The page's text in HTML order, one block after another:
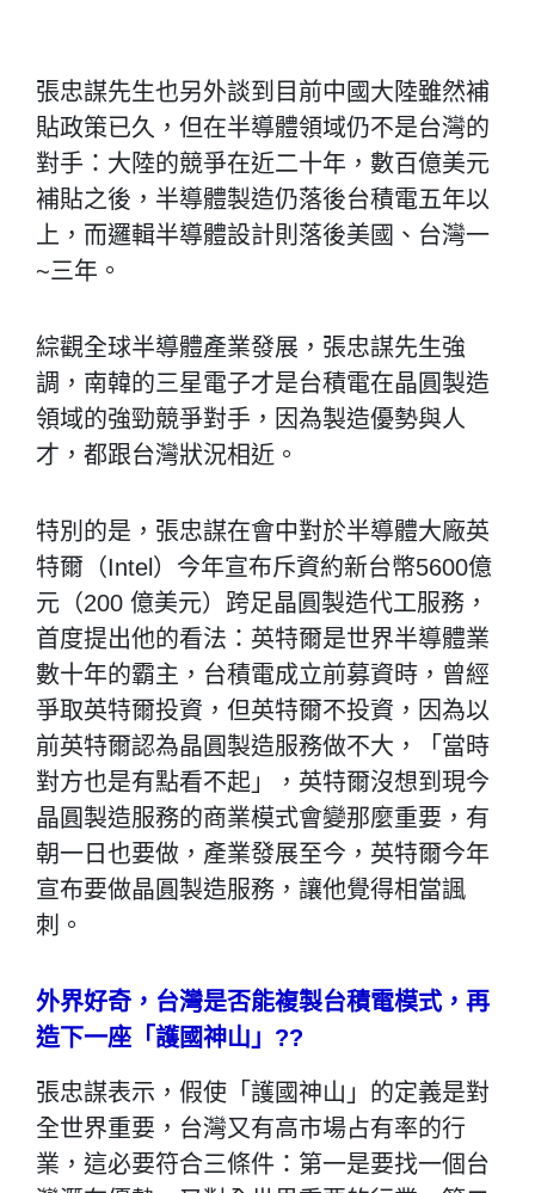
張忠謀先生也另外談到目前中國大陸雖然補
貼政策已久，但在半導體領域仍不是台灣的
對手 ：大陸的競爭在近二十年，數百億美元
補貼之後，半導體製造仍落後台積電五年以
上，而邏輯半導體設計則落後美國、台灣一
~三年。
綜觀全球半導體產業發展，張忠謀先生強
調，南韓的三星電子才是台積電在晶圓製造
領域的強勁競爭對手，因為製造優勢與人
才，都跟台灣狀況相近。
特別的是，張忠謀在會中對於半導體大廠英
特爾（Intel）今年宣布斥資約新台幣5600億
元（200 億美元）跨足晶圓製造代工服務，
首度提出他的看法：英特爾是世界半導體業
數十年的霸主，台積電成立前募資時，曾經
爭取英特爾投資，但英特爾不投資，因為以
前英特爾認為晶圓製造服務做不大，「當時
對方也是有點看不起」，英特爾沒想到現今
晶圓製造服務的商業模式會變那麼重要，有
朝一日也要做，產業發展至今，英特爾今年
宣布要做晶圓製造服務，讓他覺得相當諷
刺。
外界好奇，台灣是否能複製台積電模式，再
造下一座「護國神山」??
張忠謀表示，假使「護國神山」的定義是對
全世界重要，台灣又有高市場占有率的行
業，這必要符合三條件：第一是要找一個台